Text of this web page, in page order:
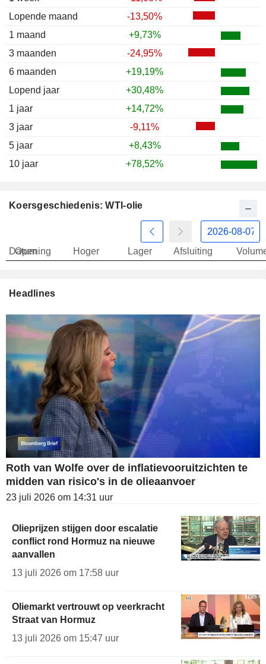
Lopende maand
-13,50%
1 maand
+9,73%
3 maanden
-24,95%
6 maanden
+19,19%
Lopend jaar
+30,48%
1 jaar
+14,72%
3 jaar
-9,11%
5 jaar
+8,43%
10 jaar
+78,52%
Koersgeschiedenis: WTI-olie
Datum
Opening Hoger Lager Afsluiting
Headlines
Roth van Wolfe over de inflatievooruitzichten te
midden van risico's in de olieaanvoer
23 juli 2026 om 14:31 uur
Olieprijzen stijgen door escalatie
conflict rond Hormuz na nieuwe
aanvallen
13 juli 2026 om 17:58 uur
Oliemarkt vertrouwt op veerkracht
Straat van Hormuz
13 juli 2026 om 15:47 uur
1997
1993